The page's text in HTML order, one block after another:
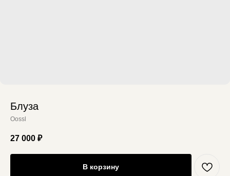
Блуза
Oossl
27 000 ₽
В корзину